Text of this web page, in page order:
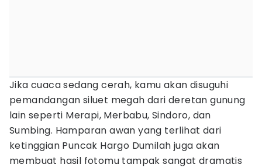
Jika cuaca sedang cerah, kamu akan disuguhi
pemandangan siluet megah dari deretan gunung
lain seperti Merapi, Merbabu, Sindoro, dan
Sumbing. Hamparan awan yang terlihat dari
ketinggian Puncak Hargo Dumilah juga akan
membuat hasil fotomu tampak sangat dramatis